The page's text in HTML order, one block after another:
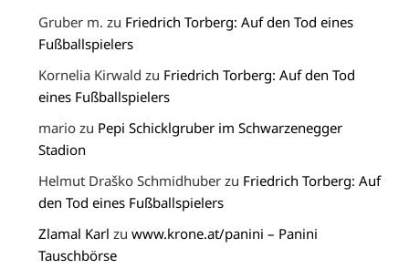
Gruber m. zu Friedrich Torberg: Auf den Tod eines
Fußballspielers
Kornelia Kirwald zu Friedrich Torberg: Auf den Tod
eines Fußballspielers
mario zu Pepi Schicklgruber im Schwarzenegger
Stadion
Helmut Draško Schmidhuber zu Friedrich Torberg: Auf
den Tod eines Fußballspielers
Zlamal Karl zuwww.krone.at/panini – Panini
Tauschbörse